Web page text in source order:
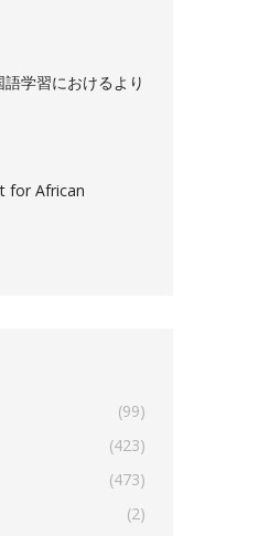
学習におけるより
for African
(99)
(423)
(473)
(2)